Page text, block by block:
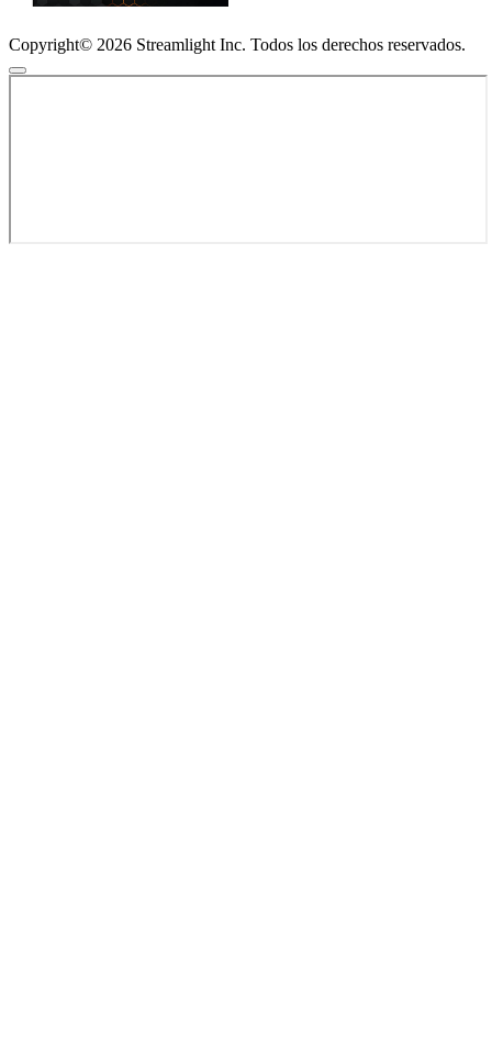
Copyright© 2026 Streamlight Inc. Todos los derechos reservados.